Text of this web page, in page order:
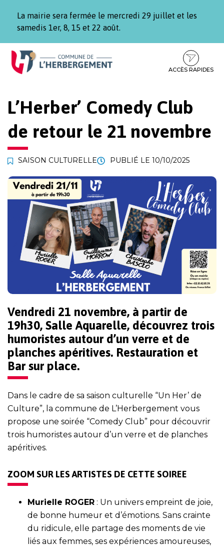
La mairie sera fermée le mercredi 29 juillet et les
samedis 1er, 8, 15 et 22 août.
Aller
Aller
contenu
Aller
pied
ACCÈS RAPIDES
L’Herber’ Comedy Club
de retour le 21 novembre
SAISON CULTURELLE PUBLIÉ LE 10/10/2025
Vendredi 21 novembre, à partir de
19h30, Salle Aquarelle, découvrez trois
humoristes autour d’un verre et de
planches apéritives. Restauration et
Bar sur place.
Dans le cadre de sa saison culturelle “Un Her’ de
Culture”, la commune de L’Herbergement vous
propose une soirée “Comedy Club” pour découvrir
trois humoristes autour d’un verre et de planches
apéritives.
ZOOM SUR LES ARTISTES DE CETTE SOIREE
Murielle ROGER : Un univers empreint de joie,
de bonne humeur et d’émotions. Sans crainte
du ridicule, elle partage des moments de vie
liés aux femmes, ses expériences amoureuses,